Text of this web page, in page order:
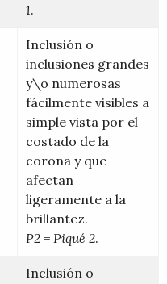
1.
Inclusión o
inclusiones grandes
y\o numerosas
fácilmente visibles a
simple vista por el
costado de la
corona y que
afectan
ligeramente a la
brillantez.
P2 = Piqué 2.
Inclusión o